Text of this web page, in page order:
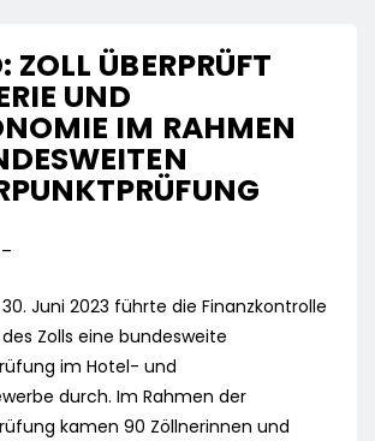
ÜBERPRÜFT
UND
IM RAHMEN
Juni 2023 führte die Finanzkontrolle
Zolls eine bundesweite
im Hotel- und
durch. Im Rahmen der
kamen 90 Zöllnerinnen und